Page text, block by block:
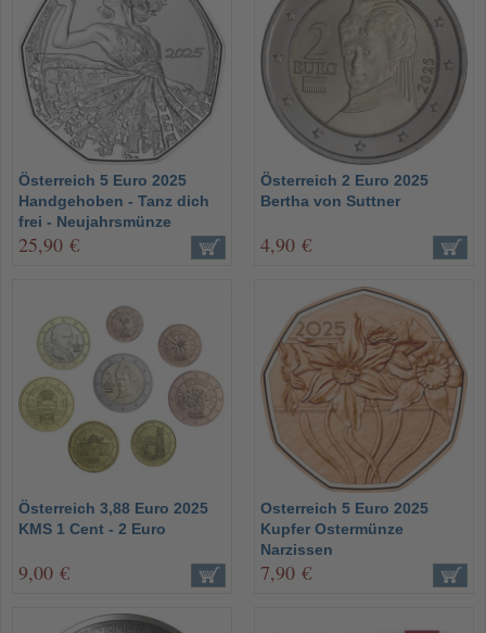
Österreich 5 Euro 2025
Handgehoben - Tanz dich
frei - Neujahrsmünze
25,90 €
Österreich 2 Euro 2025
Bertha von Suttner
4,90 €
Österreich 3,88 Euro 2025
KMS 1 Cent - 2 Euro
9,00 €
Osterreich 5 Euro 2025
Kupfer Ostermünze
Narzissen
7,90 €